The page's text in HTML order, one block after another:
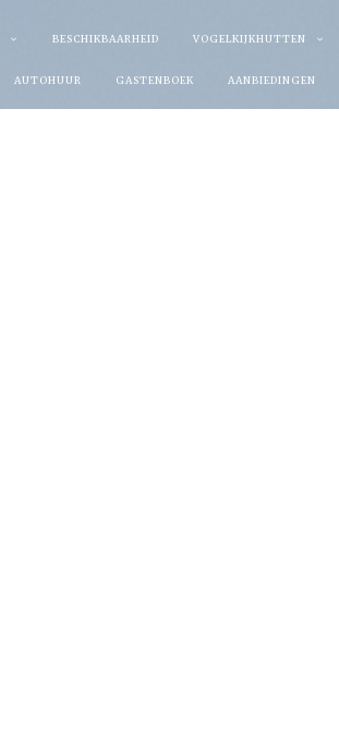
BESCHIKBAARHEID VOGELKIJKHUTTEN
AUTOHUUR GASTENBOEK AANBIEDINGEN